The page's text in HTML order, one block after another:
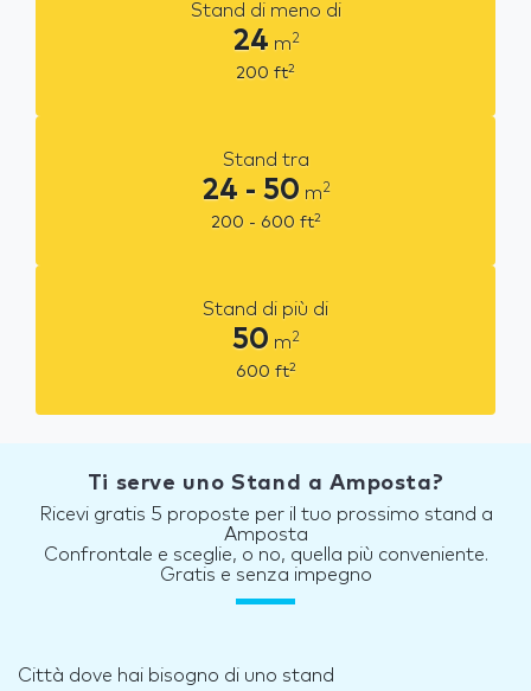
Stand di meno di
24 m2
200 ft2
Stand tra
24 - 50 m2
200 - 600 ft2
Stand di più di
50 m2
600 ft2
Ti serve uno Stand a Amposta?
Ricevi gratis 5 proposte per il tuo prossimo stand a
Amposta
Confrontale e sceglie, o no, quella più conveniente.
Gratis e senza impegno
Città dove hai bisogno di uno stand